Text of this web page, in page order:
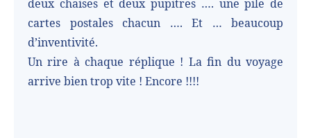
deux chaises et deux pupitres …. une pile de
cartes postales chacun …. Et … beaucoup
d’inventivité.
Un rire à chaque réplique ! La fin du voyage
arrive bien trop vite ! Encore !!!!